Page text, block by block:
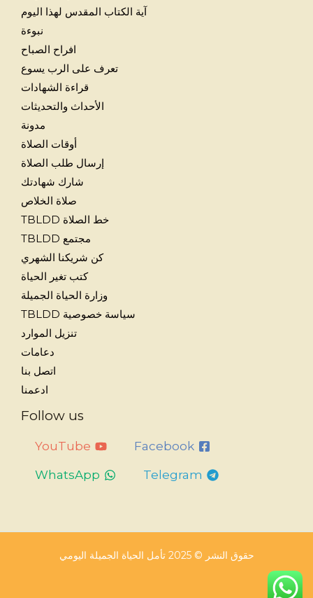
آية الكتاب المقدس لهذا اليوم
نبوءة
افراح الصباح
تعرف على الرب يسوع
قراءة الشهادات
الأحداث والتحديثات
مدونة
أوقات الصلاة
إرسال طلب الصلاة
شارك شهادتك
صلاة الخلاص
خط الصلاة TBLDD
مجتمع TBLDD
كن شريكنا الشهري
كتب تغير الحياة
وزارة الحياة الجميلة
سياسة خصوصية TBLDD
تنزيل الموارد
دعامات
اتصل بنا
ادعمنا
Follow us
Facebook
YouTube
Telegram
WhatsApp
حقوق النشر © 2025 تأمل الحياة الجميلة اليومي